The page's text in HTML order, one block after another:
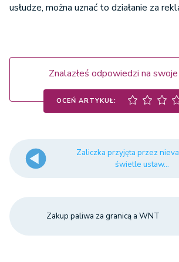
usłudze, można uznać to działanie za
Znalazłeś odpowiedzi na
OCEŃ ARTYKUŁ:
Zaliczka przyjęta przez
świetle ustaw...
Zakup paliwa za granicą a WNT